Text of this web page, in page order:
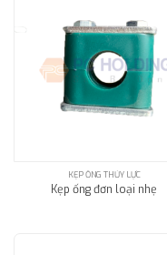
KẸP ỐNG THỦY LỰC
Kẹp ống đơn loại nhẹ